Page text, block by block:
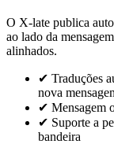
O X-late publica
ao lado da
alinhados.
✔ Traduções
nova
✔ Mensagem
✔ Suporte a
bandeira